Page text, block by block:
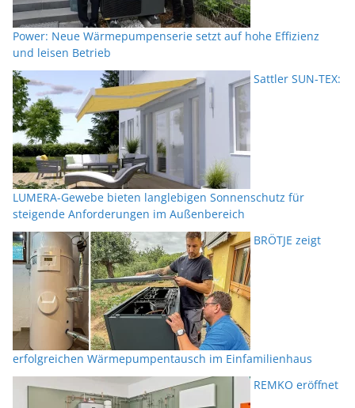
Power: Neue Wärmepumpenserie setzt auf hohe Effizienz
und leisen Betrieb
Sattler SUN-TEX:
LUMERA-Gewebe bieten langlebigen Sonnenschutz für
steigende Anforderungen im Außenbereich
BRÖTJE zeigt
erfolgreichen Wärmepumpentausch im Einfamilienhaus
REMKO eröffnet